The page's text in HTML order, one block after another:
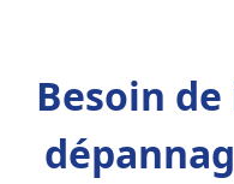
Besoin